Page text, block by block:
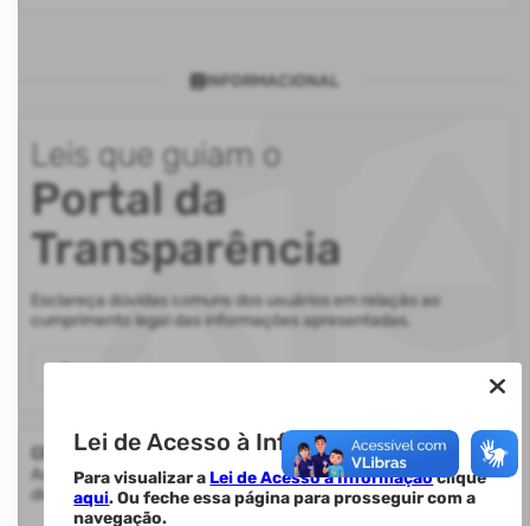
Lei de Acesso à Informação.
Para visualizar a Lei de Acesso à Informaçãoclique
aqui. Ou feche essa página para prosseguir com a
navegação.
INFORMACIONAL
Leis que guiam o
Portal da
Transparência
Esclareça dúvidas comuns dos usuários em relação ao
cumprimento legal das informações apresentadas.
Acessar
Glossário
Auxilia na compreensão de termos utilizados nas informações
disponibilizadas.